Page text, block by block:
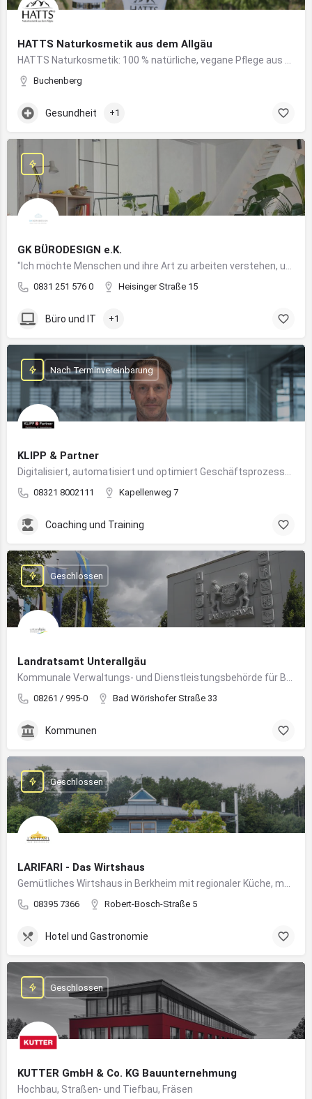
HATTS Naturkosmetik aus dem Allgäu
Buchenberg
Gesundheit +1
GK BÜRODESIGN e.K.
0831 251 576 0 Heisinger Straße 15
Büro und IT +1
KLIPP & Partner
08321 8002111 Kapellenweg 7
Nach Terminvereinbarung
Coaching und Training
Landratsamt Unterallgäu
08261 / 995-0 Bad Wörishofer Straße 33
Geschlossen
Kommunen
LARIFARI - Das Wirtshaus
08395 7366 Robert-Bosch-Straße 5
Geschlossen
Hotel und Gastronomie
KUTTER GmbH & Co. KG Bauunternehmung
Hochbau, Straßen- und Tiefbau, Fräsen
Geschlossen